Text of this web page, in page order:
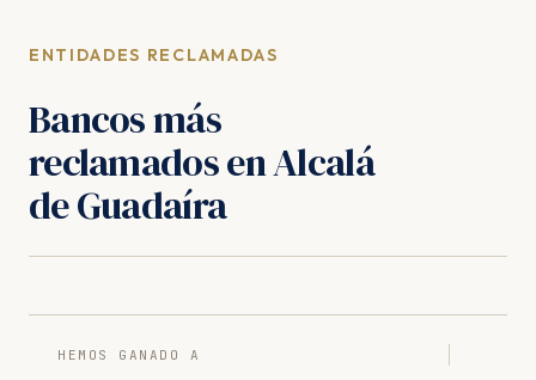
ENTIDADES RECLAMADAS
Bancos más
reclamados en Alcalá
de Guadaíra
HEMOS GANADO A